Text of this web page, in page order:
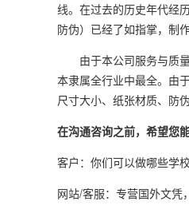
线。在过去的历史年代经
防伪）已经了如指掌，制
由于本公司服务与质量
本隶属全行业中最全。由
尺寸大小、纸张材质、防
在沟通咨询之前，希望您
客户：你们可以做哪些学
网站/客服：专营国外文凭